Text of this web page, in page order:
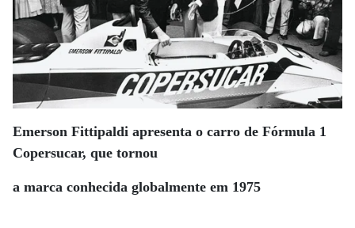
Emerson Fittipaldi apresenta o carro de Fórmula 1
Copersucar, que tornou
a marca conhecida globalmente em 1975